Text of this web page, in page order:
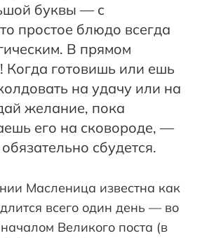
буквы — с
простое блюдо всегда
В прямом
Когда готовишь или ешь
на удачу или на
желание, пока
его на сковороде, —
сбудется.
Масленица известна как
всего один день — во
Великого поста (в